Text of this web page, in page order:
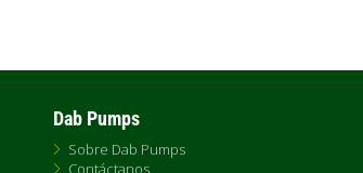
Dab Pumps
Sobre Dab Pumps
Contáctanos